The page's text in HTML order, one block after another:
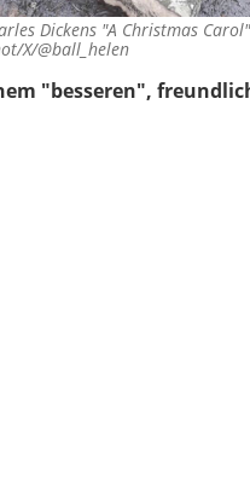
Dickens "A Christmas
X/@ball_helen
"besseren",